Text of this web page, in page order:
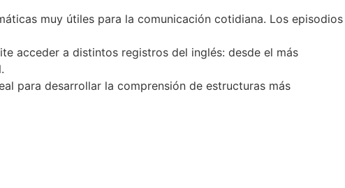
muy útiles para la comunicación cotidiana. Los episodios
acceder a distintos registros del inglés: desde el más
para desarrollar la comprensión de estructuras más